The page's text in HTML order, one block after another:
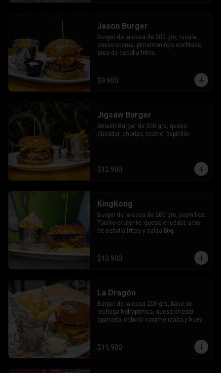
Jason Burger
Burger de la casa de 200 grs, rucula,
queso crema, pimenton rojo confitado,
aros de cebolla fritos.
$9.900
Jigsaw Burger
Smash Burger de 300 grs, queso
cheddar, chorizo, tocino, pepinillo.
$12.900
KingKong
Burger de la casa de 200 grs, pepinillos.
Tocino crujiente, queso cheddar, aros
de cebolla fritas y salsa bbq.
$10.900
La Dragón
Burger de la casa 200 grs, base de
lechuga hidropónica, queso chédar
apanado, cebolla caramelizada y huevo
$11.900